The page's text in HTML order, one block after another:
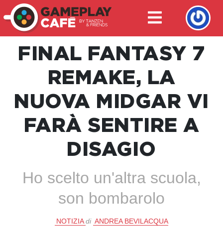
FINAL FANTASY 7
REMAKE, LA
NUOVA MIDGAR VI
FARÀ SENTIRE A
DISAGIO
Ho scelto un'altra scuola,
son bombarolo
NOTIZIA di ANDREA BEVILACQUA